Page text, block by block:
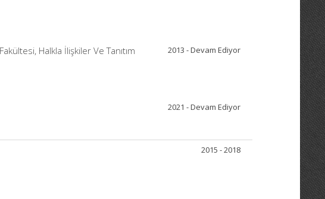
2013 - Devam Ediyor
Halkla İlişkiler Ve Tanıtım
2021 - Devam Ediyor
2015 - 2018